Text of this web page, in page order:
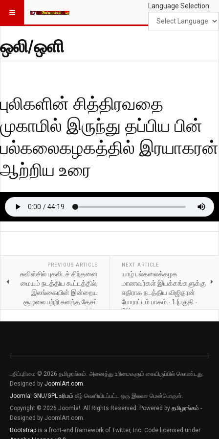
Language Selection
ஒலி/ஒளி
புலிகளின் சித்திரவதை
முகாமில் இருந்து தப்பிய பின்
பல்கலைகழகத்தில் இரயாகரன்
ஆற்றிய உரை
PREVIOUS ARTICLE
சுவிஸ்சில் புகலிடச் சிந்தனை
மையம் நடத்திய கூட்டத்தில்,
இலங்கையின் இன்றைய
சூழலை பற்றி சுனந்த தேசப்
பிரிய
NEXT ARTICLE
யாழ் பல்கலைக்கழக
மாணவர்கள் இயக்கங்களுக்கு
எதிராக நடத்திய விஜிதரன்
போராட்டம் பாகம் - 1 (பகுதி -
01)
பதிப்புரிமை © 2026 தமிழரங்கம். அனைத்து உரிமைகளும் கையிருப்பில் கொண்டது.
Designed by JoomlArt.com.
Joomla! GNU/GPL உரிமம் கீழ் வெளியிடப்பட்ட ஒரு இலவச மென்பொருள்.
Copyright © 2026 Joomla!. All Rights Reserved. Powered by தமிழரங்கம் -
Designed by JoomlArt.com.
Bootstrap is a front-end framework of Twitter, Inc. Code licensed under